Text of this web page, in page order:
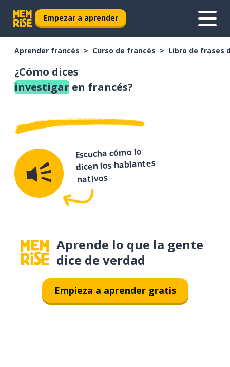
Empezar a aprender
Aprender francés Curso de francés Libro de frases
¿Cómo dices
investigar en francés?
Escucha cómo lo
dicen los hablantes
nativos
Aprende lo que la gente
dice de verdad
Empieza a aprender gratis